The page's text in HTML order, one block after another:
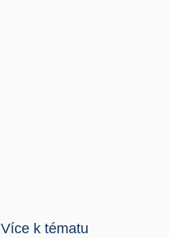
Více k tématu